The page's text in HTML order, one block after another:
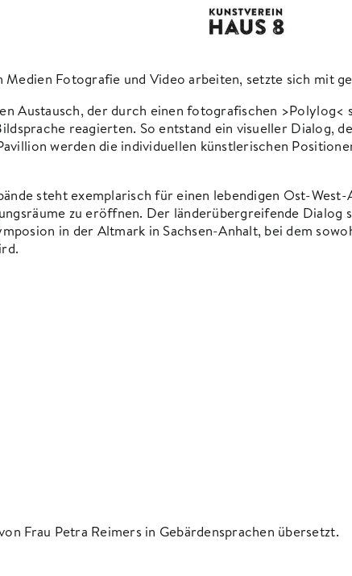
Fotografie und Video arbeiten, setzte sich mit
Austausch, der durch einen fotografischen
reagierten. So entstand ein visueller Dialog,
werden die individuellen künstlerischen
steht exemplarisch für einen lebendigen Ost-
zu eröffnen. Der länderübergreifende Dialog
in der Altmark in Sachsen-Anhalt, bei dem
Frau Petra Reimers in Gebärdensprachen übersetzt.